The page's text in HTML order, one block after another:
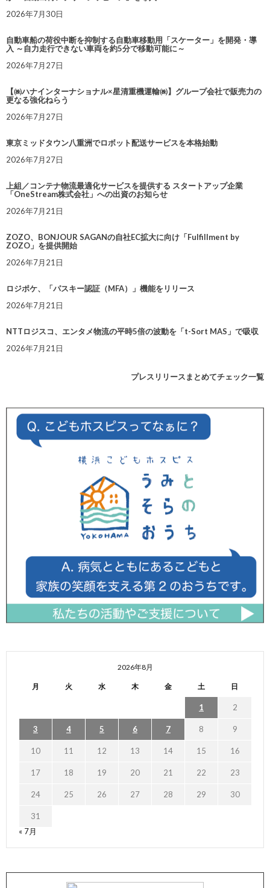
2026年7月30日
自動車船の荷役中断を抑制する自動車移動用「スケーター」を開発・導
入 ～自力走行できない車両を約5分で移動可能に～
2026年7月27日
【㈱ハナインターナショナル×星清重機運輸㈱】グループ会社で販売力の
更なる強化ねらう
2026年7月27日
東京ミッドタウン八重洲でロボット配送サービスを本格始動
2026年7月27日
上組／コンテナ物流最適化サービスを提供する スタートアップ企業
「OneStream株式会社」への出資のお知らせ
2026年7月21日
ZOZO、BONJOUR SAGANの自社EC拡大に向け「Fulfillment by
ZOZO」を提供開始
2026年7月21日
ロジポケ、「パスキー認証（MFA）」機能をリリース
2026年7月21日
NTTロジスコ、エンタメ物流の平時5倍の波動を「t-Sort MAS」で吸収
2026年7月21日
プレスリリースまとめてチェック一覧
2026年8月
月 火 水 木 金 土 日
1 2
3 4 5 6 7 8 9
10 11 12 13 14 15 16
17 18 19 20 21 22 23
24 25 26 27 28 29 30
31
« 7月